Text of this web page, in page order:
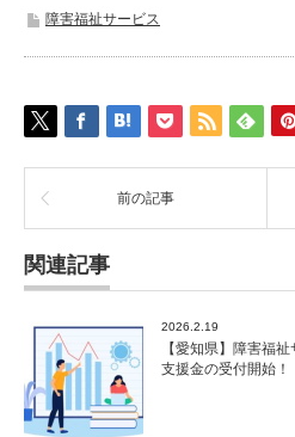
障害福祉サービス
前の記事
関連記事
2026.2.19
【愛知県】障害福
支援金の受付開始！